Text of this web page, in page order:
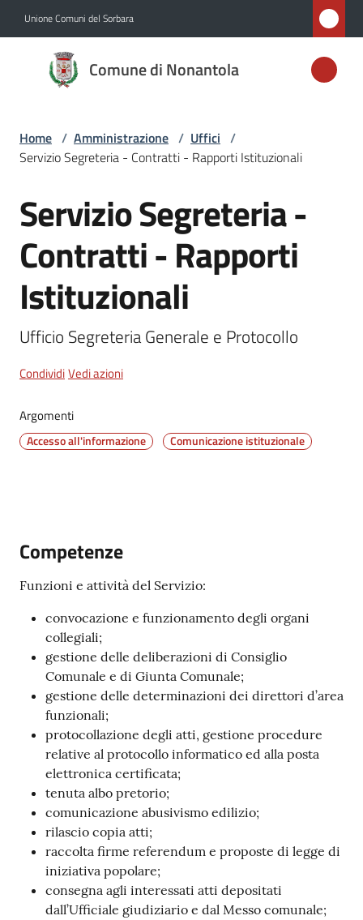
Unione Comuni del Sorbara
Comune di Nonantola
Comune di
Nonantola
Amministrazione
Menu selezionato
Vivere
Nonantola
gli
argomenti...
Home / Amministrazione / Uffici /
Servizio Segreteria - Contratti - Rapporti Istituzionali
Salta al contenuto
Servizio Segreteria -
Contratti - Rapporti
Istituzionali
Ufficio Segreteria Generale e Protocollo
CondividiVedi azioni
Argomenti
Accesso all'informazione Comunicazione istituzionale
Competenze
Funzioni e attività del Servizio:
convocazione e funzionamento degli organi
collegiali;
gestione delle deliberazioni di Consiglio
Comunale e di Giunta Comunale;
gestione delle determinazioni dei direttori d’area
funzionali;
protocollazione degli atti, gestione procedure
relative al protocollo informatico ed alla posta
elettronica certificata;
tenuta albo pretorio;
comunicazione abusivismo edilizio;
rilascio copia atti;
raccolta firme referendum e proposte di legge di
iniziativa popolare;
consegna agli interessati atti depositati
dall’Ufficiale giudiziario e dal Messo comunale;